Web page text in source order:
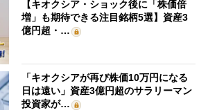
【キオクシア・ショック後に「株価倍
増」も期待できる注目銘柄5選】資産3
億円超・…
「キオクシアが再び株価10万円になる
日は遠い」資産3億円超のサラリーマン
投資家が…